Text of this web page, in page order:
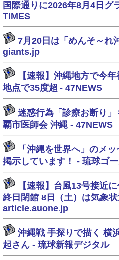
国際通りに2026年8月4日グ
TIMES
7月20日は「めんそ～れ
giants.jp
【速報】沖縄地方で今
地点で35度超 - 47NEWS
迷惑行為「診療お断り
覇市医師会 沖縄 - 47NEWS
「沖縄を世界へ」のメ
掲示しています！ - 琉球ゴ
【速報】台風13号接近
終日閉館 8日（土）は気象
article.auone.jp
沖縄戦 手探りで描く 横
起さん - 琉球新報デジタル